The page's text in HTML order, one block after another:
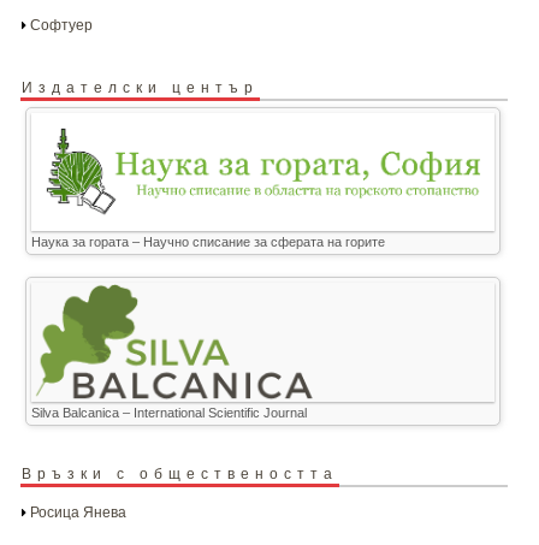
Софтуер
Издателски център
Наука за гората – Научно списание за сферата на горите
Silva Balcanica – International Scientific Journal
Връзки с обществеността
Росица Янева